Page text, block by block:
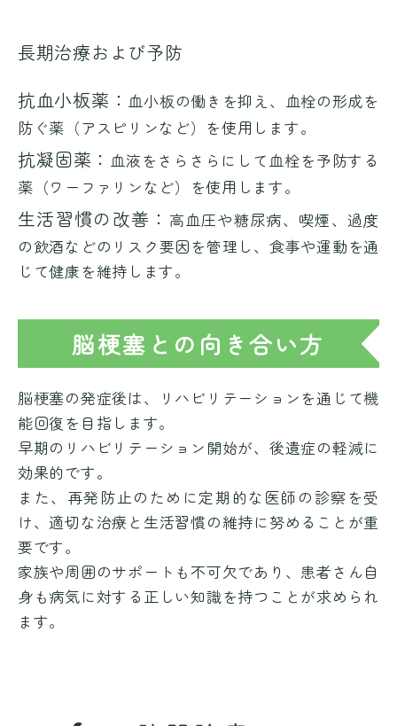
長期治療および予防
抗血小板薬： 血小板の働きを抑え、血栓の形成を
防ぐ薬（アスピリンなど）を使用します。
抗凝固薬： 血液をさらさらにして血栓を予防する
薬（ワーファリンなど）を使用します。
生活習慣の改善： 高血圧や糖尿病、喫煙、過度
の飲酒などのリスク要因を管理し、食事や運動を通
じて健康を維持します。
脳梗塞との向き合い方
脳梗塞の発症後は、リハビリテーションを通じて機
能回復を目指します。
早期のリハビリテーション開始が、後遺症の軽減に
効果的です。
また、再発防止のために定期的な医師の診察を受
け、適切な治療と生活習慣の維持に努めることが重
要です。
家族や周囲のサポートも不可欠であり、患者さん自
身も病気に対する正しい知識を持つことが求められ
ます。